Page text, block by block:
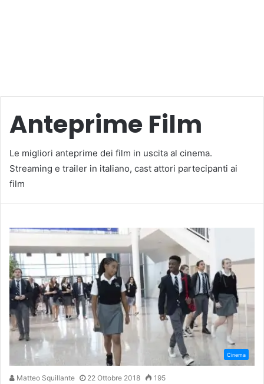
Anteprime Film
Le migliori anteprime dei film in uscita al cinema.
Streaming e trailer in italiano, cast attori partecipanti ai
film
Cinema
Matteo Squillante 22 Ottobre 2018 195